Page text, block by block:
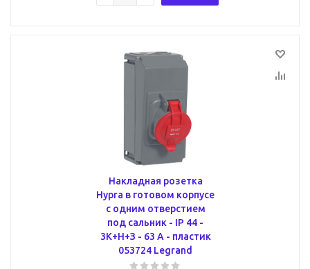
Накладная розетка
Hypra в готовом корпусе
с одним отверстием
под сальник - IP 44 -
3К+Н+З - 63 А - пластик
053724 Legrand